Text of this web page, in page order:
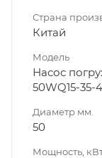
Страна
Китай
Модель
Насос
50WQ15-35-
Диаметр мм.
50
Мощность,